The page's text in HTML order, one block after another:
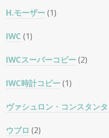
H.モーザー(1)
IWC (1)
IWCスーパーコピー(2)
IWC時計コピー(1)
ヴァシュロン・コンスタン
ウブロ (2)